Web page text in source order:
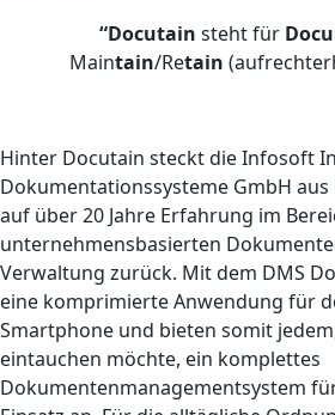
“Docutain steht für Docu
Maintain/Retain
Hinter Docutain steckt die Infosoft
Dokumentationssysteme GmbH
auf über 20 Jahre Erfahrung im
unternehmensbasierten
Verwaltung zurück. Mit dem DMS
eine komprimierte Anwendung für
Smartphone und bieten somit
eintauchen möchte, ein komplettes
Dokumentenmanagementsystem